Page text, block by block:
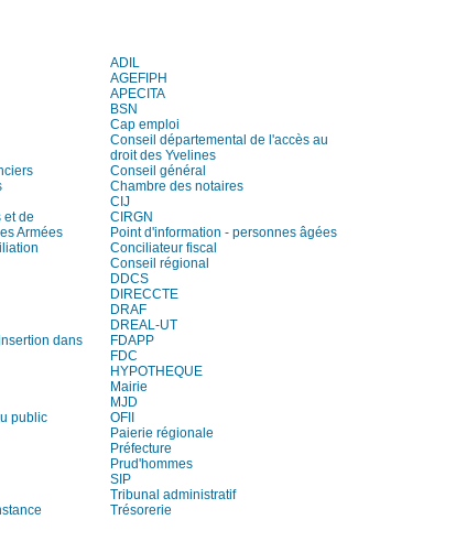
ADIL
AGEFIPH
APECITA
BSN
Cap emploi
Conseil départemental de l'accès au
droit des Yvelines
Conseil général
Chambre des notaires
CIJ
et de
Armées
CIRGN
Point d'information - personnes âgées
Conciliateur fiscal
Conseil régional
DDCS
DIRECCTE
DRAF
DREAL-UT
dans
FDAPP
FDC
HYPOTHEQUE
Mairie
MJD
public
OFII
Paierie régionale
Préfecture
Prud'hommes
SIP
Tribunal administratif
Trésorerie